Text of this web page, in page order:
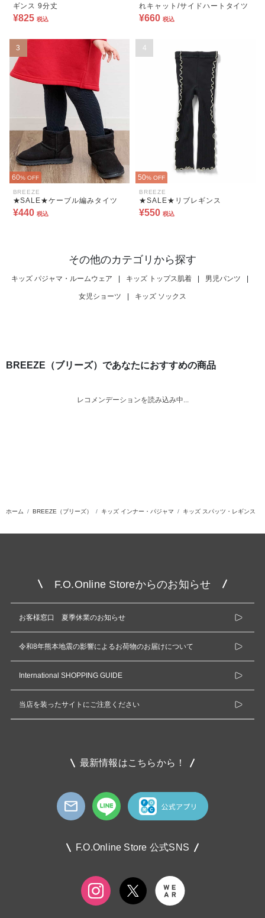
ギンス 9分丈
¥825 税込
れキャット/サイドハートタイツ
¥660 税込
3
60% OFF
BREEZE
★SALE★ケーブル編みタイツ
¥440 税込
4
50% OFF
BREEZE
★SALE★リブレギンス
¥550 税込
その他のカテゴリから探す
キッズ パジャマ・ルームウェア キッズ トップス肌着 男児パンツ
女児ショーツ キッズ ソックス
BREEZE（ブリーズ）であなたにおすすめの商品
レコメンデーションを読み込み中...
ホーム BREEZE（ブリーズ） キッズ インナー・パジャマ キッズ スパッツ・レギンス
F.O.Online Storeからのお知らせ
お客様窓口 夏季休業のお知らせ
令和8年熊本地震の影響によるお荷物のお届けについて
International SHOPPING GUIDE
当店を装ったサイトにご注意ください
最新情報はこちらから！
F.O.Online Store 公式SNS